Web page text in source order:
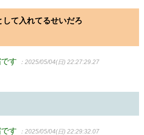
して入れてるせいだろ
す ：2025/05/04(日) 22:27:29.27
す ：2025/05/04(日) 22:29:32.07